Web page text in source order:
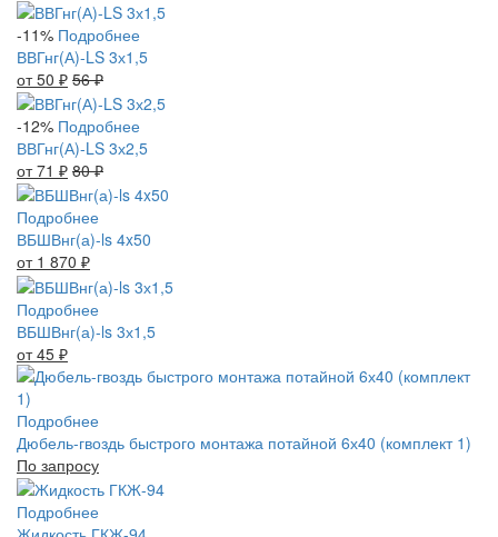
-11% Подробнее
ВВГнг(А)-LS 3х1,5
от 50 ₽ 56₽
-12% Подробнее
ВВГнг(А)-LS 3х2,5
от 71 ₽ 80₽
Подробнее
ВБШВнг(а)-ls 4x50
от 1 870 ₽
Подробнее
ВБШВнг(а)-ls 3х1,5
от 45 ₽
Подробнее
Дюбель-гвоздь быстрого монтажа потайной 6х40 (комплект 1)
По запросу
Подробнее